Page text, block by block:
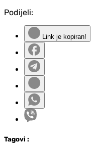
Podijeli:
Link je kopiran!
Tagovi :